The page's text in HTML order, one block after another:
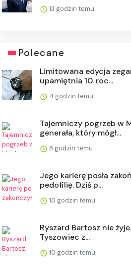
13 godzin temu
Polecane
Limitowana edycja
upamiętnia 10. roc...
4 godzin temu
Tajemniczy pogrzeb w
generała, który mógł...
8 godzin temu
Jego karierę posła
pedofilię. Dziś p...
10 godzin temu
Ryszard Bartosz nie
Tyszowiec z...
10 godzin temu